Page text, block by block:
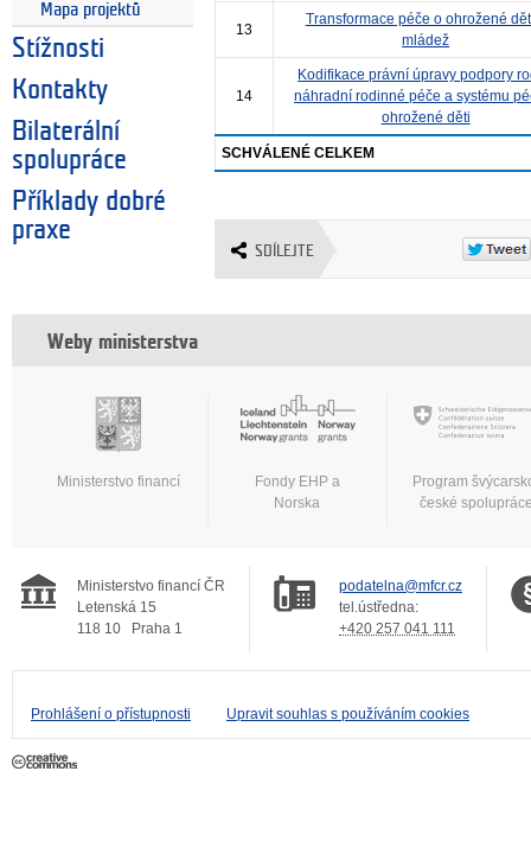
Mapa projektů
Stížnosti
Kontakty
Bilaterální
spolupráce
Příklady dobré
praxe
13
Transformace péče o ohrožené
mládež
14
Kodifikace právní úpravy podpory
náhradní rodinné péče a systému
ohrožené děti
SCHVÁLENÉ CELKEM
SDÍLEJTE
Weby ministerstva
Ministerstvo financí
Fondy EHP a
Norska
Program
české
Ministerstvo financí ČR
Letenská 15
118 10
Praha 1
podatelna@mfcr.cz
tel.ústředna:
+420 257 041 111
Prohlášení o přístupnosti Upravit souhlas s používáním cookies